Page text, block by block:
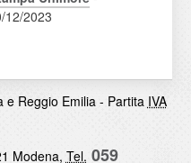
2023
e Reggio Emilia - Partita IVA
Modena, Tel. 059